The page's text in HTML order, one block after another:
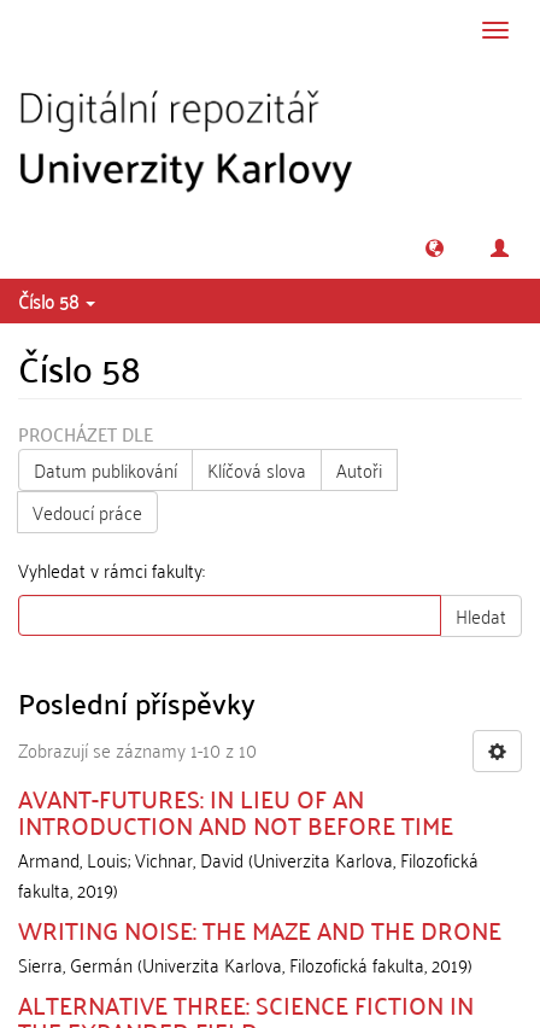
Číslo 58
Číslo 58
PROCHÁZET DLE
Datum publikování
Klíčová slova
Autoři
Vedoucí práce
Vyhledat v rámci fakulty:
Hledat
Poslední příspěvky
Zobrazují se záznamy 1-10 z 10
AVANT-FUTURES: IN LIEU OF AN
INTRODUCTION AND NOT BEFORE TIME
Armand, Louis;Vichnar, David(Univerzita Karlova, Filozofická
fakulta,2019)
WRITING NOISE: THE MAZE AND THE DRONE
Sierra, Germán(Univerzita Karlova, Filozofická fakulta,2019)
ALTERNATIVE THREE: SCIENCE FICTION IN